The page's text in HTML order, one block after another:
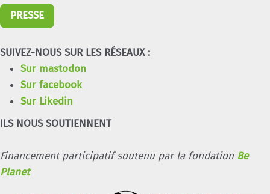
PRESSE
SUIVEZ-NOUS SUR LES RÉSEAUX :
Sur mastodon
Sur facebook
Sur Likedin
ILS NOUS SOUTIENNENT
Financement participatif soutenu par la fondation Be
Planet